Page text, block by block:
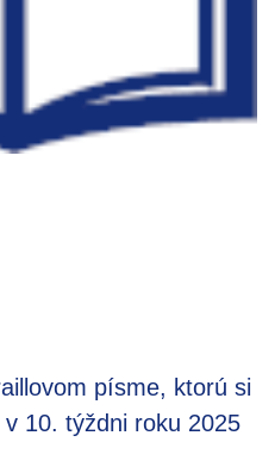
písme, ktorú si
10. týždni roku 2025